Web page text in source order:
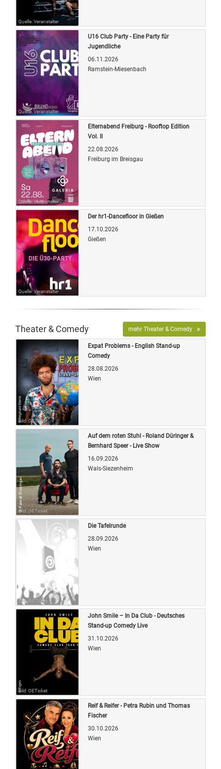
Quelle: Veranstalter
Quelle: Veranstalter
U16 Club Party - Eine Party für
Jugendliche
06.11.2026
Ramstein-Miesenbach
Quelle: Veranstalter
Elternabend Freiburg - Rooftop Edition
Vol. II
22.08.2026
Freiburg im Breisgau
Quelle: Veranstalter
Der hr1-Dancefloor in Gießen
17.10.2026
Gießen
Theater & Comedy mehr Theater & Comedy
Bild: OETicket
Expat Problems - English Stand-up
Comedy
28.08.2026
Wien
Bild: OETicket
Auf dem roten Stuhl - Roland Düringer &
Bernhard Speer - Live Show
16.09.2026
Wals-Siezenheim
Bild: OETicket
Die Tafelrunde
28.09.2026
Wien
Bild: OETicket
John Smile – In Da Club - Deutsches
Stand-up Comedy Live
31.10.2026
Wien
Reif & Reifer - Petra Rubin und Thomas
Fischer
30.10.2026
Wien